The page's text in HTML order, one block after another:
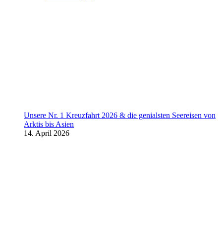
Unsere Nr. 1 Kreuzfahrt 2026 & die genialsten Seereisen von
Arktis bis Asien
14. April 2026